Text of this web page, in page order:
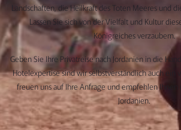
Landschaften, die Heilkraft des Toten Meeres und
Lassen Sie sich von der Vielfalt und Kultur
Königreiches verzaubern.
Geben Sie Ihre Privatreise nach Jordanien in die
Hotelexpertise sind wir selbstverständlich auch ein
freuen uns auf Ihre Anfrage und empfehlen Ihnen
Jordanien.